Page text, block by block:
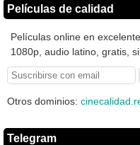
Películas de calidad
Películas online en
1080p, audio latino, gratis,
Otros dominios:
Telegram